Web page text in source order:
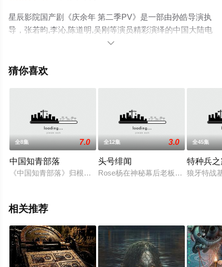
星辰影院国产剧《庆余年 第二季PV》是一部由孙皓导演执
导，张若昀,李沁,陈道明,吴刚等演员精彩演绎的中国大陆电
视剧，手机免费观看高清无删减完整版电视剧全集就上星
情网等平台了解。

猜你喜欢
全8集 7.0
中国知青部落
《中国知青部落》归根到底的清醒和深刻仅只一点，那就是：
全12集 3.0
头号绯闻
Rose杨在神秘幕后老板的资助下开
全45集
特种兵
狼牙特战
相关推荐